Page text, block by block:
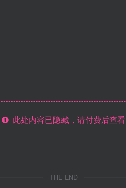
此处内容已隐藏，请付费后查看
THE END